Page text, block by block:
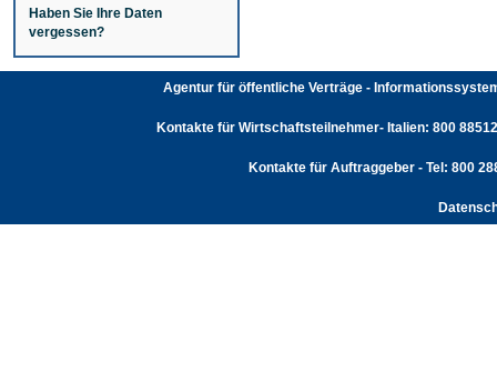
Haben Sie Ihre Daten
vergessen?
Agentur für öffentliche Verträge -
Kontakte für Wirtschaftsteilnehmer- Italien: 800
Kontakte für Auftraggeber - Tel: 800